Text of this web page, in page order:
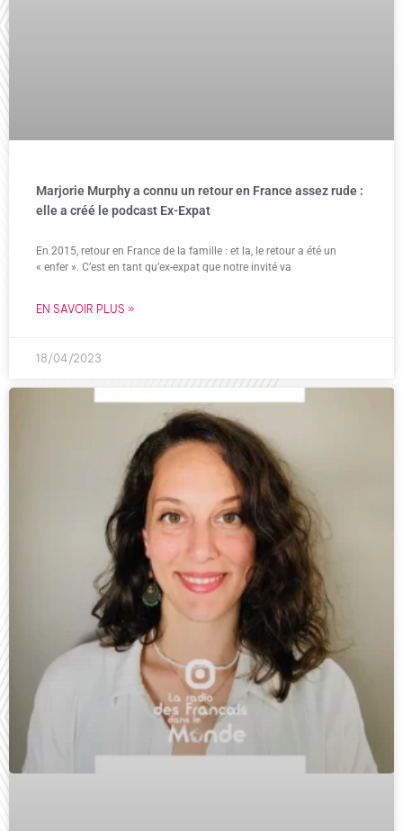
Marjorie Murphy a connu un retour en France assez rude :
elle a créé le podcast Ex-Expat
En 2015, retour en France de la famille : et la, le retour a été un
« enfer ». C’est en tant qu’ex-expat que notre invité va
EN SAVOIR PLUS »
18/04/2023